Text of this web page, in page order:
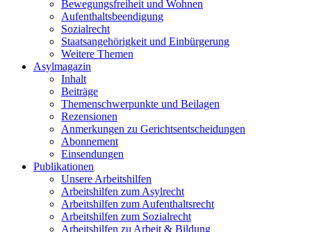
Bewegungsfreiheit und Wohnen
Aufenthaltsbeendigung
Sozialrecht
Staatsangehörigkeit und Einbürgerung
Weitere Themen
Asylmagazin
Inhalt
Beiträge
Themenschwerpunkte und Beilagen
Rezensionen
Anmerkungen zu Gerichtsentscheidungen
Abonnement
Einsendungen
Publikationen
Unsere Arbeitshilfen
Arbeitshilfen zum Asylrecht
Arbeitshilfen zum Aufenthaltsrecht
Arbeitshilfen zum Sozialrecht
Arbeitshilfen zu Arbeit & Bildung